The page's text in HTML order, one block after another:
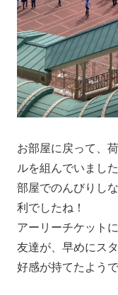
お部屋に戻って、
ルを組んでいまし
部屋でのんびりし
利でしたね！
アーリーチケット
友達が、早めにス
好感が持てたようで